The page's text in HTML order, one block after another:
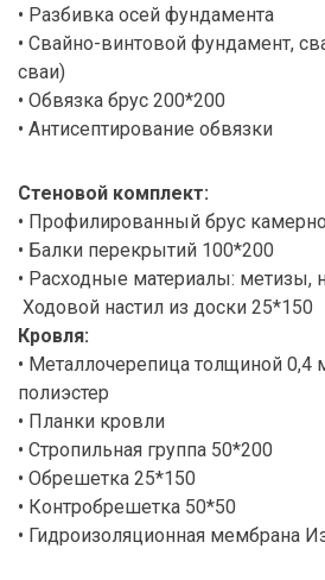
• Разбивка осей фундамента
• Свайно-винтовой фундамент,
сваи)
• Обвязка брус 200*200
• Антисептирование обвязки
Стеновой комплект:
• Профилированный брус
• Балки перекрытий 100*200
• Расходные материалы: метизы,
Ходовой настил из доски 25*150
Кровля:
• Металлочерепица толщиной
полиэстер
• Планки кровли
• Стропильная группа 50*200
• Обрешетка 25*150
• Контробрешетка 50*50
• Гидроизоляционная мембрана